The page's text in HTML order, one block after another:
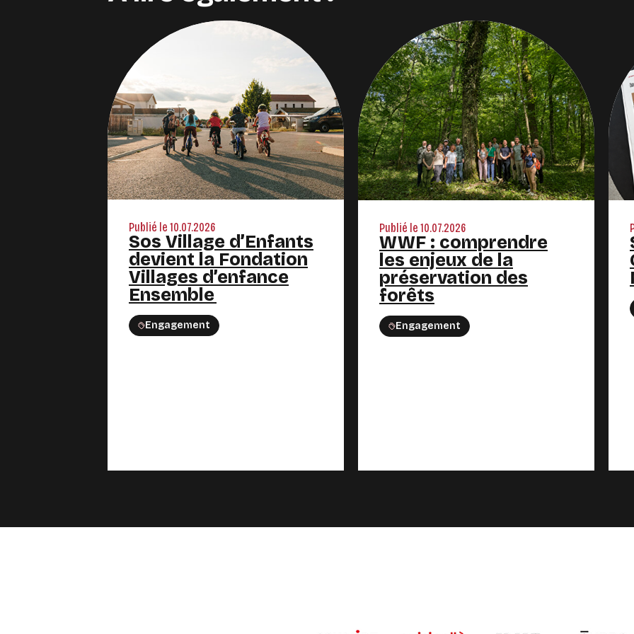
Sos Village d’Enfants
devient la Fondation
Villages d’enfance
Ensemble
Engagement
Publié le 10.07.2026
WWF : comprendre
les enjeux de la
préservation des
forêts
Engagement
Publié le 10.07.2026